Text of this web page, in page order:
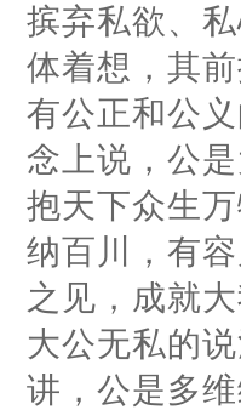
摈弃私欲、
体着想，其
有公正和公
念上说，公
抱天下众生
纳百川，有
之见，成就
大公无私的
讲，公是多